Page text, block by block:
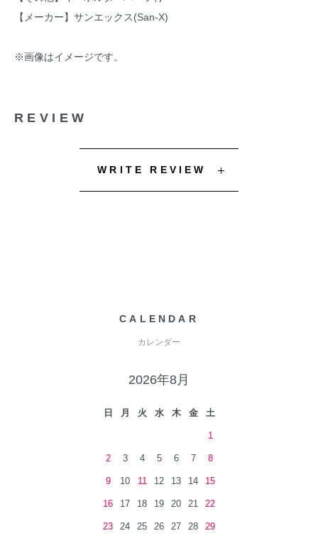
【メーカー】サンエックス(San-X)
※画像はイメージです。
REVIEW
WRITE REVIEW
CALENDAR
カレンダー
2026年8月
日 月 火 水 木 金 土
1
2 3 4 5 6 7 8
9 10 11 12 13 14 15
16 17 18 19 20 21 22
23 24 25 26 27 28 29